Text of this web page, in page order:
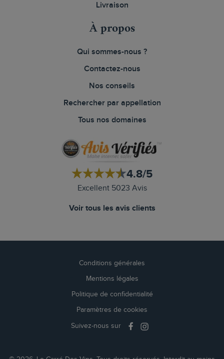
Livraison
À propos
Qui sommes-nous ?
Contactez-nous
Nos conseils
Rechercher par appellation
Tous nos domaines
4.8/5
Excellent 5023 Avis
Voir tous les avis clients
Conditions générales
Mentions légales
Politique de confidentialité
Paramètres de cookies
Suivez-nous sur